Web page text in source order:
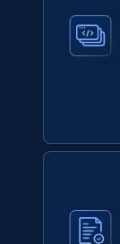
991+
Ikea -
count, Main
eCommerce